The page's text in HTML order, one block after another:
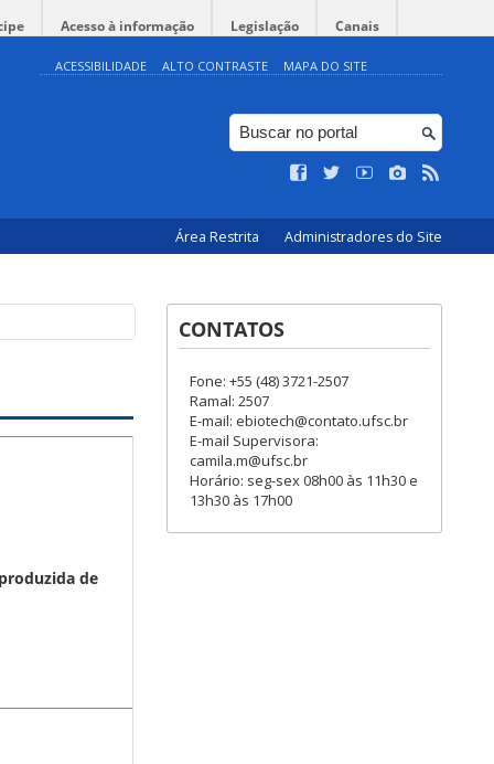
Acesso à informação Legislação Canais
ACESSIBILIDADE ALTO CONTRASTE MAPA DO SITE
Área Restrita Administradores do Site
de
CONTATOS
Fone: +55 (48) 3721-2507
Ramal: 2507
E-mail: ebiotech@contato.ufsc.br
E-mail Supervisora:
camila.m@ufsc.br
Horário: seg-sex 08h00 às 11h30 e
13h30 às 17h00